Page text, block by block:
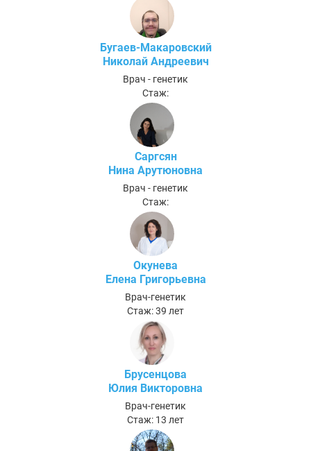
Бугаев-Макаровский
Николай Андреевич
Врач - генетик
Стаж:
Саргсян
Нина Арутюновна
Врач - генетик
Стаж:
Окунева
Елена Григорьевна
Врач-генетик
Стаж: 39 лет
Брусенцова
Юлия Викторовна
Врач-генетик
Стаж: 13 лет